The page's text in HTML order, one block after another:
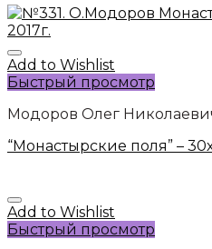
Add to Wishlist
Быстрый просмотр
Модоров Олег
“Монастырские поля” –
Add to Wishlist
Быстрый просмотр